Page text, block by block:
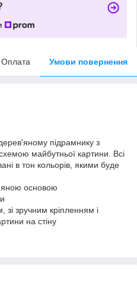
Оплата Умови повернення
підрамнику з
майбутньої картини. Всі
в тон кольорів, якими буде
основою
зі зручним кріпленням і
на стіну